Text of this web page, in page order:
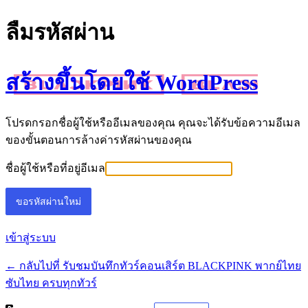
ลืมรหัสผ่าน
สร้างขึ้นโดยใช้ WordPress
โปรดกรอกชื่อผู้ใช้หรืออีเมลของคุณ คุณจะได้รับข้อความอีเมล
ของขั้นตอนการล้างค่ารหัสผ่านของคุณ
ชื่อผู้ใช้หรือที่อยู่อีเมล
เข้าสู่ระบบ
← กลับไปที่ รับชมบันทึกทัวร์คอนเสิร์ต BLACKPINK พากย์ไทย
ซับไทย ครบทุกทัวร์